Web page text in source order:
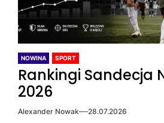
NOWINA SPORT
Rankingi Sandecja
2026
Alexander Nowak 28.07.2026